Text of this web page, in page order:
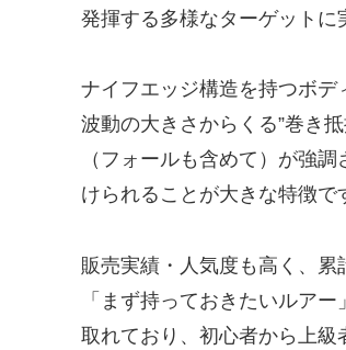
発揮する多様なターゲットに
ナイフエッジ構造を持つボ
波動の大きさからくる”巻き
（フォールも含めて）が強
けられることが大きな特徴で
販売実績・人気度も高く、
「まず持っておきたいルア
取れており、初心者から上